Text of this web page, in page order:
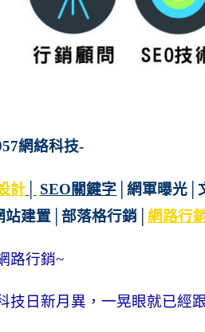
網絡科技-
計 SEO關鍵字 │網軍曝光
站建置 部落格行銷 │網路行
路行銷~
技日新月異，一晃眼就已經